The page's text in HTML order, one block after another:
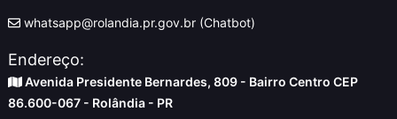
whatsapp@rolandia.pr.gov.br (Chatbot)
Endereço:
Avenida Presidente Bernardes, 809 - Bairro Centro CEP
86.600-067 - Rolândia - PR